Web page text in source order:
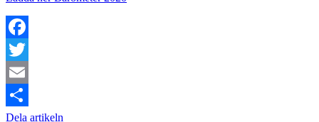
Facebook
Twitter
Email
Dela artikeln